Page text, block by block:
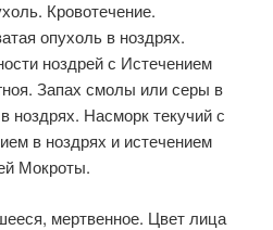
Кровотечение.
опухоль в ноздрях.
ноздрей с Истечением
Запах смолы или серы в
ноздрях. Насморк текучий с
в ноздрях и истечением
Мокроты.
мертвенное. Цвет лица